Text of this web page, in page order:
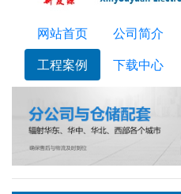
网站首页 公司简介
工程案例
下载中心